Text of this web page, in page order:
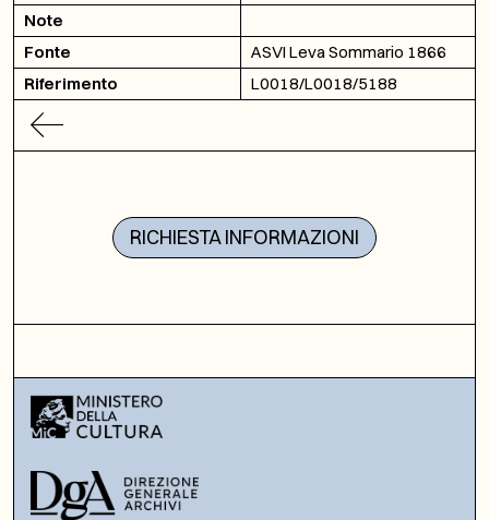
Note
Fonte
ASVI Leva Sommario 1866
Riferimento
L0018/L0018/5188
RICHIESTA INFORMAZIONI